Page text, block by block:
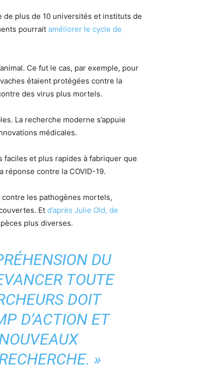
de plus de 10 universités et instituts de
pourrait améliorer le cycle de
Ce fut le cas, par exemple, pour
étaient protégées contre la
des virus plus mortels.
La recherche moderne s’appuie
médicales.
faciles et plus rapides à fabriquer que
contre la COVID-19.
les pathogènes mortels,
Et d’après Julie Old, de
plus diverses.
DU
TOUTE
DOIT
D’ACTION ET
»